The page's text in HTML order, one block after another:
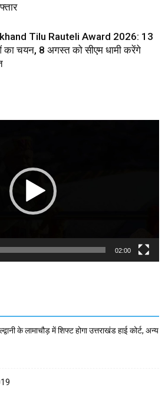
Tilu Rauteli Award 2026: 13
का चयन, 8 अगस्त को सीएम धामी करेंगे
02:00
के लामाचौड़ में शिफ्ट होगा उत्तराखंड हाई कोर्ट, अन्य